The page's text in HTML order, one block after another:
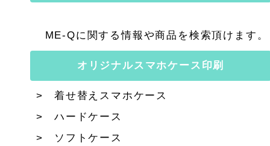
ME-Qに関する情報や商品を検索頂けます。
オリジナルスマホケース印刷
着せ替えスマホケース
ハードケース
ソフトケース